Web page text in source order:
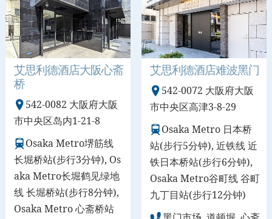
艾思利德酒店大阪心斋
桥
542-0082 大阪府大阪
市中央区岛内1-21-8
Osaka Metro堺筋线
长堀桥站(步行3分钟), Os
aka Metro长堀鹤见绿地
线 长堀桥站(步行8分钟),
Osaka Metro 心斋桥站
艾思利德酒店难波黑门
542-0072 大阪府大阪
市中央区高津3-8-29
Osaka Metro 日本桥
站(步行5分钟), 近铁线 近
铁日本桥站(步行6分钟),
Osaka Metro谷町线 谷町
九丁目站(步行12分钟)